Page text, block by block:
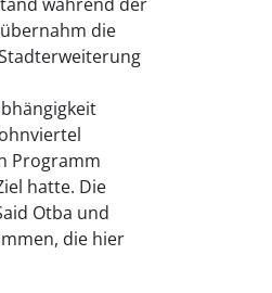
die
Programm
hatte. Die
Otba und
die hier